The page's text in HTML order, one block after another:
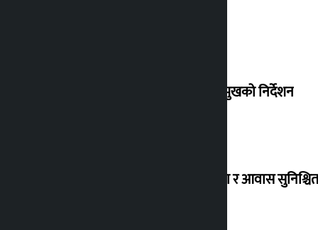
संसद् बैठकमा कालो चस्मा नलगाउन सभामुखको निर्देशन
विस्थापित सुकुम्वासी बालबालिकाको शिक्षा र आवास